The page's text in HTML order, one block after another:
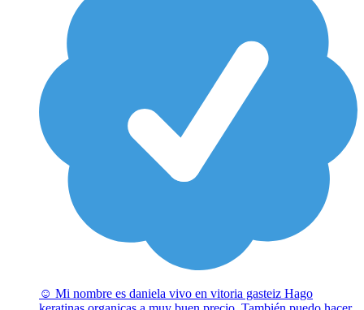
☺️ Mi nombre es daniela vivo en vitoria gasteiz Hago